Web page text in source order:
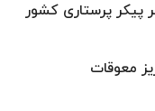
پیکر پرستاری کشور
معوقات